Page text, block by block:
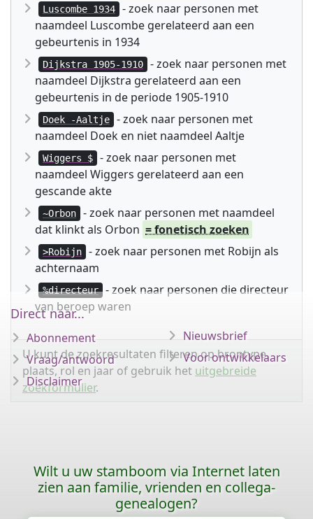
Luscombe 1934
- zoek naar personen met
naamdeel Luscombe gerelateerd aan een
gebeurtenis in 1934
Dijkstra 1905-1910
- zoek naar personen met
naamdeel Dijkstra gerelateerd aan een
gebeurtenis in de periode 1905-1910
Doek -Aaltje
- zoek naar personen met
naamdeel Doek en niet naamdeel Aaltje
Wiggers $
- zoek naar personen met
naamdeel Wiggers gerelateerd aan een
gescande akte
~Orbon
- zoek naar personen met naamdeel
dat klinkt als Orbon = fonetisch zoeken
>Robijn
- zoek naar personen met Robijn als
achternaam
%directeur
- zoek naar personen die directeur
van beroep waren
U kunt de zoekresultaten filteren op brontype,
plaats, rol en jaar of gebruik het uitgebreide
zoekformulier.
Direct naar...
Abonnement
Vraag/antwoord
Disclaimer
Nieuwsbrief
Voor ontwikkelaars
Wilt u uw stamboom via Internet laten
zien aan familie, vrienden en collega-
genealogen?